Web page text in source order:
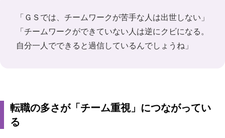
「ＧＳでは、チームワークが苦手な人は出世しない」
「チームワークができていない人は逆にクビになる。
自分一人でできると過信しているんでしょうね」
転職の多さが「チーム重視」につながってい
る